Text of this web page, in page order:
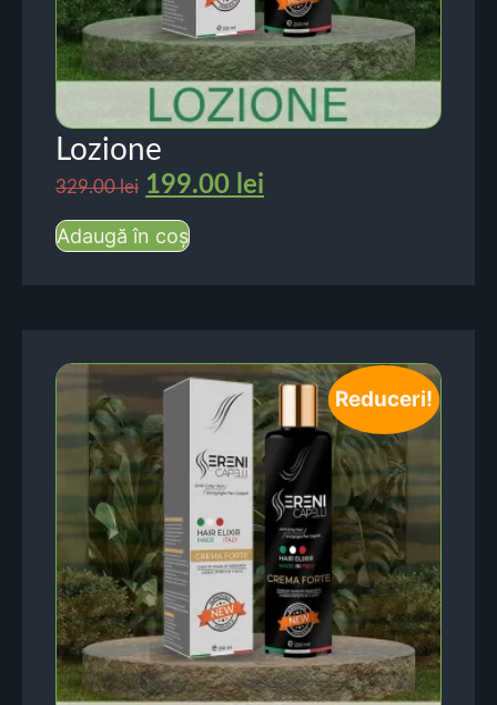
Lozione
329.00lei 199.00 lei
Adaugă în coș
Reduceri!